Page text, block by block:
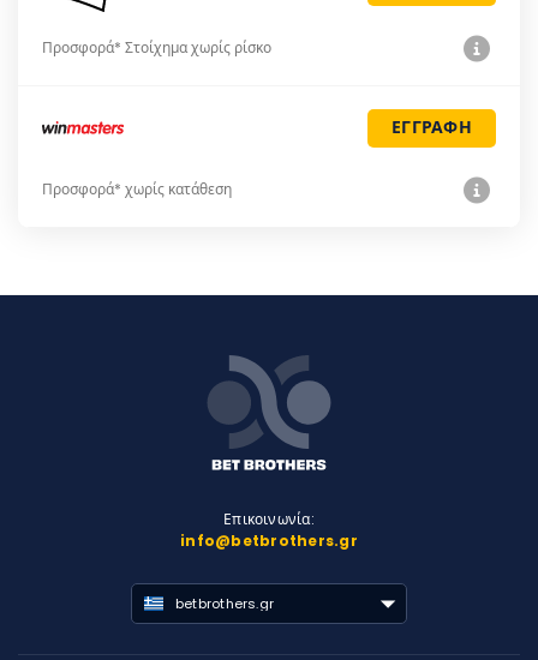
Προσφορά* Στοίχημα χωρίς ρίσκο
ΕΓΓΡΑΦΗ
Προσφορά* χωρίς κατάθεση
Επικοινωνία:
info@betbrothers.gr
betbrothers.gr